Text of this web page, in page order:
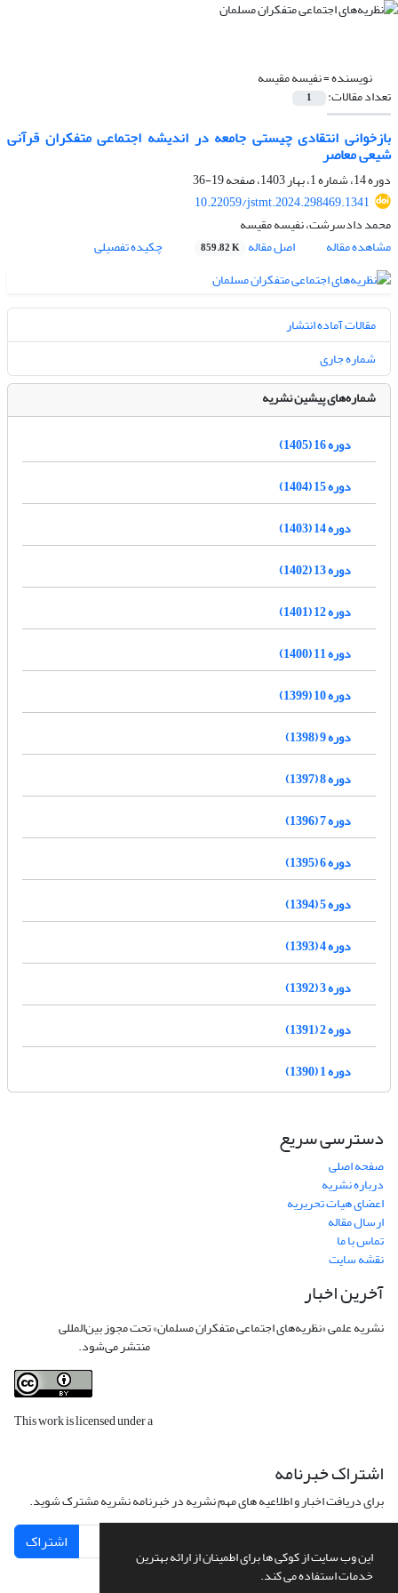
این وب سایت از کوکی ها برای اطمینان از ارائه بهترین
خدمات استفاده می کند.
نویسنده =نفیسه مقیسه
تعداد مقالات: 1
بازخوانی انتقادی چیستی جامعه در اندیشه اجتماعی متفکران قرآنی
شیعی معاصر
دوره 14، شماره 1، بهار 1403، صفحه
19-36
10.22059/jstmt.2024.298469.1341
محمد دادسرشت، نفیسه مقیسه
مشاهده مقاله
اصل مقاله 859.82 K چکیده تفصیلی
مقالات آماده انتشار
شماره جاری
شماره‌های پیشین نشریه
دوره 16 (1405)
دوره 15 (1404)
دوره 14 (1403)
دوره 13 (1402)
دوره 12 (1401)
دوره 11 (1400)
دوره 10 (1399)
دوره 9 (1398)
دوره 8 (1397)
دوره 7 (1396)
دوره 6 (1395)
دوره 5 (1394)
دوره 4 (1393)
دوره 3 (1392)
دوره 2 (1391)
دوره 1 (1390)
دسترسی سریع
صفحه اصلی
درباره نشریه
اعضای هیات تحریریه
ارسال مقاله
تماس با ما
نقشه سایت
آخرین اخبار
نشریه علمی «نظریه‌های اجتماعی متفکران مسلمان» تحت مجوز بین‌المللی
منتشر می‌شود.
This work is licensed under a
اشتراک خبرنامه
برای دریافت اخبار و اطلاعیه های مهم نشریه در خبرنامه نشریه مشترک شوید.
اشتراک